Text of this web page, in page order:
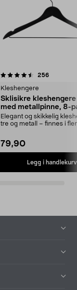
256
Kleshengere
Sklisikre
med metallpinne, 8-
Elegant og skikkelig
tre og metall – finnes i
79,90
Legg i handlekurv
4.5av 5 stjerner